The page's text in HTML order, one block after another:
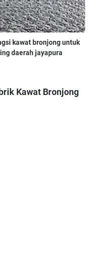
kawat bronjong untuk
daerah jayapura
Kawat Bronjong